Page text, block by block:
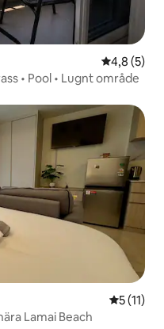
4,8 av 5 i
4,8 (5)
• Pool • Lugnt område
5 av 5 i
5 (11)
Lamai Beach